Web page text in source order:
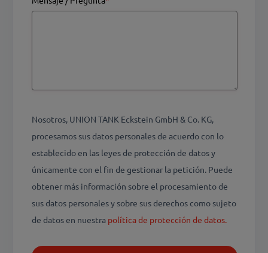
Nosotros, UNION TANK Eckstein GmbH & Co. KG,
procesamos sus datos personales de acuerdo con lo
establecido en las leyes de protección de datos y
únicamente con el fin de gestionar la petición. Puede
obtener más información sobre el procesamiento de
sus datos personales y sobre sus derechos como sujeto
de datos en nuestra política de protección de datos.